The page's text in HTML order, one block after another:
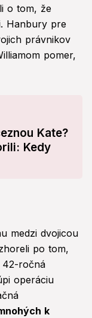
o tom, že
Hanbury pre
právnikov
pomer,
Kate?
Kedy
medzi dvojicou
po tom,
42-ročná
operáciu
k